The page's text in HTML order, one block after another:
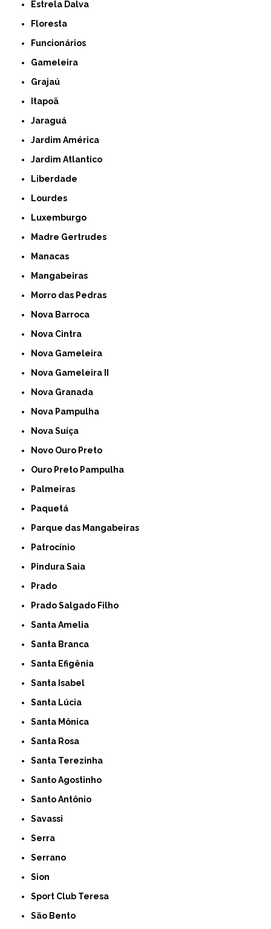
Estrela Dalva
Floresta
Funcionários
Gameleira
Grajaú
Itapoã
Jaraguá
Jardim América
Jardim Atlantico
Liberdade
Lourdes
Luxemburgo
Madre Gertrudes
Manacas
Mangabeiras
Morro das Pedras
Nova Barroca
Nova Cintra
Nova Gameleira
Nova Gameleira II
Nova Granada
Nova Pampulha
Nova Suíça
Novo Ouro Preto
Ouro Preto Pampulha
Palmeiras
Paquetá
Parque das Mangabeiras
Patrocínio
Pindura Saia
Prado
Prado Salgado Filho
Santa Amelia
Santa Branca
Santa Efigênia
Santa Isabel
Santa Lúcia
Santa Mônica
Santa Rosa
Santa Terezinha
Santo Agostinho
Santo Antônio
Savassi
Serra
Serrano
Sion
Sport Club Teresa
São Bento